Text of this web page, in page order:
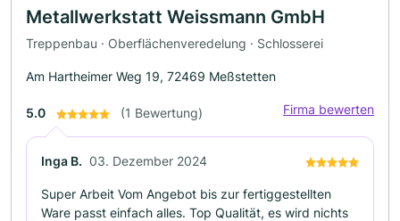
Metallwerkstatt Weissmann GmbH
Treppenbau · Oberflächenveredelung · Schlosserei
Am Hartheimer Weg 19, 72469 Meßstetten
5.0 (1 Bewertung) Firma bewerten
Inga B. 03. Dezember 2024
Super Arbeit Vom Angebot bis zur fertiggestellten
Ware passt einfach alles. Top Qualität, es wird nichts